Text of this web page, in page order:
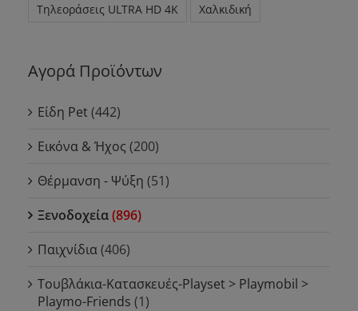
Τηλεοράσεις ULTRA HD 4K
Χαλκιδική
Αγορά Προϊόντων
Είδη Pet(442)
Εικόνα & Ήχος (200)
Θέρμανση - Ψύξη (51)
Ξενοδοχεία(896)
Παιχνίδια(406)
Τουβλάκια-Κατασκευές-Playset > Playmobil >
Playmo-Friends (1)